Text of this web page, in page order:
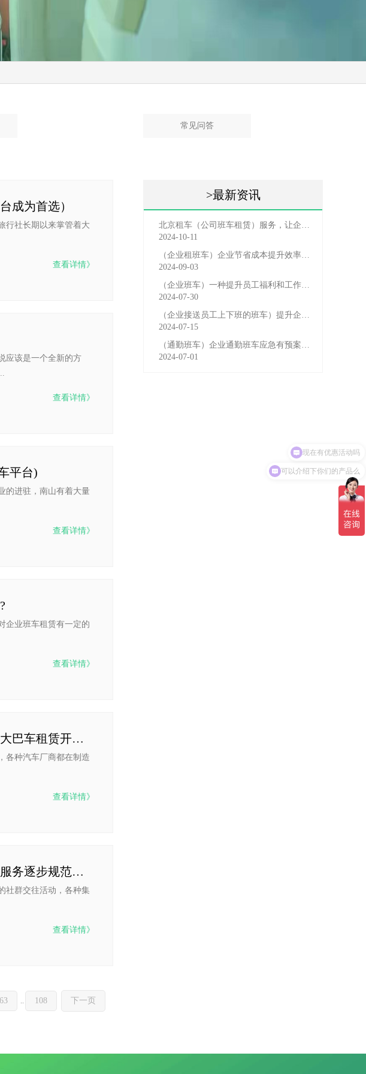
常见问答
成为首选）
行社长期以来掌管着大
查看详情》
应该是一个全新的方
查看详情》
平台)
的进驻，南山有着大量
查看详情》
企业班车租赁有一定的
查看详情》
提升企业大巴接送服务水平（从新能源大巴车租赁开始）
各种汽车厂商都在制造
查看详情》
满足大巴租车市场需求（南山租大巴车服务逐步规范化）
社群交往活动，各种集
查看详情》
63 .. 108 下一页
>最新资讯
北京租车（公司班车租赁）服务，让企业员工出行更轻松
2024-10-11
（企业租班车）企业节省成本提升效率选择，租班车注意事
2024-09-03
（企业班车）一种提升员工福利和工作效率的重要工具
2024-07-30
（企业接送员工上下班的班车）提升企业形象与员工福利的
2024-07-15
（通勤班车）企业通勤班车应急有预案，啥事也不怕
2024-07-01